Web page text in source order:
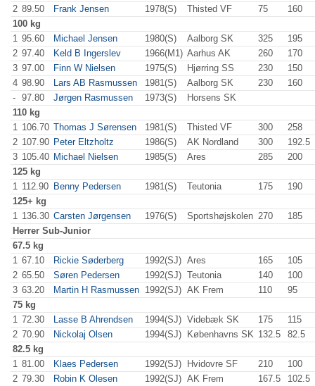
2 89.50 Frank Jensen 1978(S) Thisted VF 75 160
100 kg
1 95.60 Michael Jensen 1980(S) Aalborg SK 325 195
2 97.40 Keld B Ingerslev 1966(M1) Aarhus AK 260 170
3 97.00 Finn W Nielsen 1975(S) Hjørring SS 230 150
4 98.90 Lars AB Rasmussen 1981(S) Aalborg SK 230 160
- 97.80 Jørgen Rasmussen 1973(S)
Horsens SK
110 kg
1 106.70 Thomas J Sørensen 1981(S) Thisted VF 300 258
2 107.90 Peter Eltzholtz 1986(S) AK Nordland 300
192.5
3 105.40 Michael Nielsen 1985(S) Ares 285 200
125 kg
1 112.90 Benny Pedersen 1981(S) Teutonia 175 190
125+ kg
1 136.30 Carsten Jørgensen 1976(S) Sportshøjskolen 270 185
Herrer Sub-Junior
67.5 kg
1 67.10 Rickie Søderberg 1992(SJ) Ares 165 105
2 65.50 Søren Pedersen 1992(SJ) Teutonia 140 100
3 63.20 Martin H Rasmussen 1992(SJ) AK Frem 110 95
75 kg
1 72.30 Lasse B Ahrendsen 1994(SJ) Videbæk SK 175 115
2 70.90 Nickolaj Olsen 1994(SJ) Københavns SK 132.5
82.5
82.5 kg
1 81.00 Klaes Pedersen 1992(SJ) Hvidovre SF 210 100
2 79.30 Robin K Olesen 1992(SJ) AK Frem 167.5
102.5